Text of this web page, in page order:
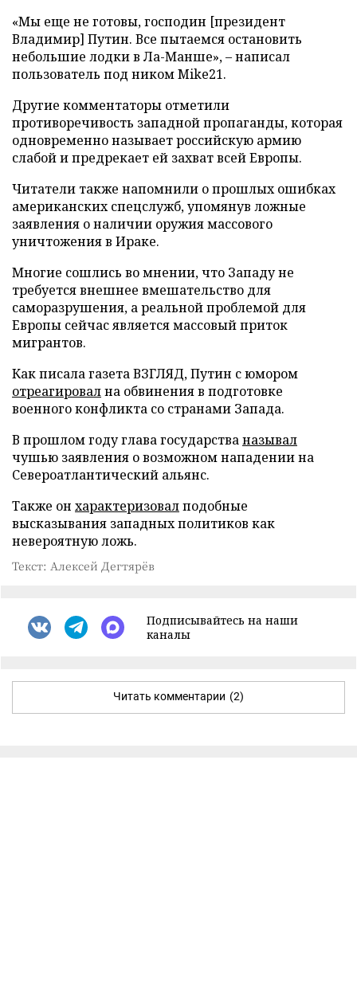
«Мы еще не готовы, господин [президент
Владимир] Путин. Все пытаемся остановить
небольшие лодки в Ла-Манше», – написал
пользователь под ником Mike21.
Другие комментаторы отметили
противоречивость западной пропаганды, которая
одновременно называет российскую армию
слабой и предрекает ей захват всей Европы.
Читатели также напомнили о прошлых ошибках
американских спецслужб, упомянув ложные
заявления о наличии оружия массового
уничтожения в Ираке.
Многие сошлись во мнении, что Западу не
требуется внешнее вмешательство для
саморазрушения, а реальной проблемой для
Европы сейчас является массовый приток
мигрантов.
Как писала газета ВЗГЛЯД, Путин с юмором
отреагировална обвинения в подготовке
военного конфликта со странами Запада.
В прошлом году глава государстваназывал
чушью заявления о возможном нападении на
Североатлантический альянс.
Также он характеризовалподобные
высказывания западных политиков как
невероятную ложь.
Текст: Алексей Дегтярёв
Подписывайтесь на наши
каналы
Читать комментарии (2)